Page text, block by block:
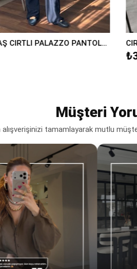
KREP KUMAŞ CIRTLI PALAZZO PANTOLON/K038
Müşteri
alışverişinizi tamamlayarak mutlu